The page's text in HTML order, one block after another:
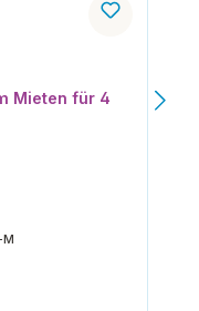
Mieten für 4